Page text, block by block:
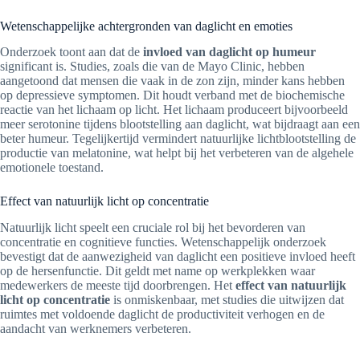
Wetenschappelijke achtergronden van daglicht en emoties
Onderzoek toont aan dat de invloed van daglicht op humeur
significant is. Studies, zoals die van de Mayo Clinic, hebben
aangetoond dat mensen die vaak in de zon zijn, minder kans hebben
op depressieve symptomen. Dit houdt verband met de biochemische
reactie van het lichaam op licht. Het lichaam produceert bijvoorbeeld
meer serotonine tijdens blootstelling aan daglicht, wat bijdraagt aan een
beter humeur. Tegelijkertijd vermindert natuurlijke lichtblootstelling de
productie van melatonine, wat helpt bij het verbeteren van de algehele
emotionele toestand.
Effect van natuurlijk licht op concentratie
Natuurlijk licht speelt een cruciale rol bij het bevorderen van
concentratie en cognitieve functies. Wetenschappelijk onderzoek
bevestigt dat de aanwezigheid van daglicht een positieve invloed heeft
op de hersenfunctie. Dit geldt met name op werkplekken waar
medewerkers de meeste tijd doorbrengen. Het effect van natuurlijk
licht op concentratie is onmiskenbaar, met studies die uitwijzen dat
ruimtes met voldoende daglicht de productiviteit verhogen en de
aandacht van werknemers verbeteren.